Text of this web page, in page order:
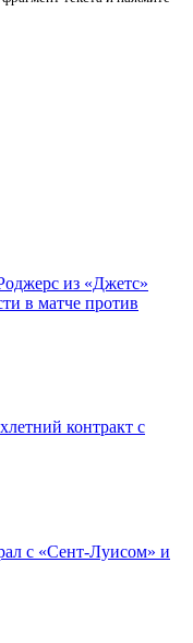
из «Джетс»
в матче против
контракт с
с «Сент-Луисом» и